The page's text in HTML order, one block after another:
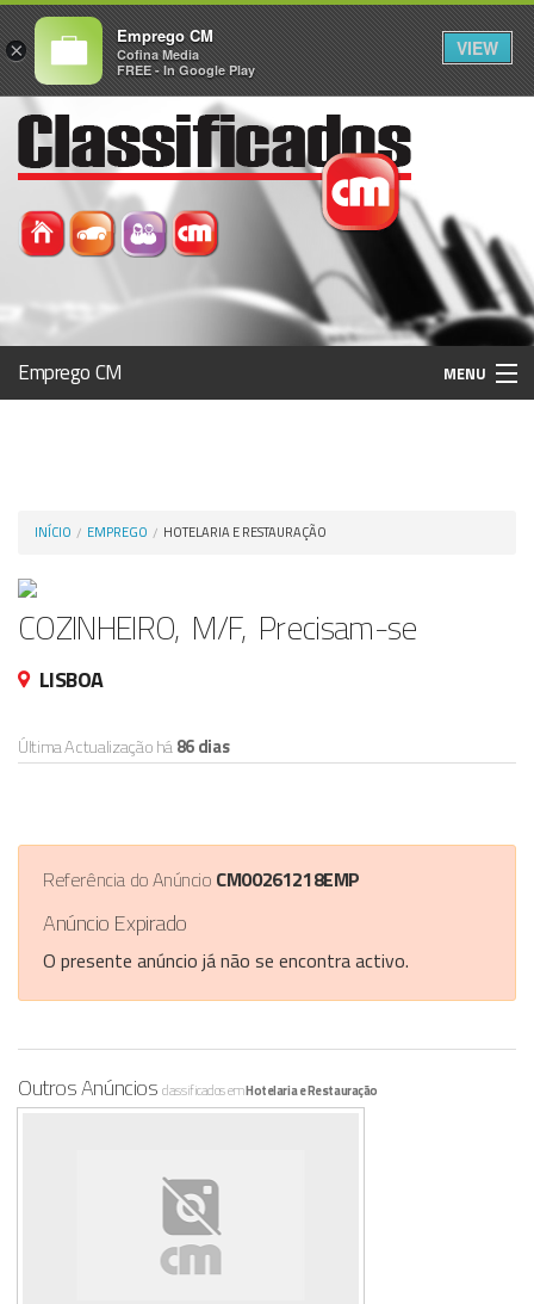
Emprego CM MENU
INÍCIO EMPREGO HOTELARIA E RESTAURAÇÃO
COZINHEIRO, M/F, Precisam-se
LISBOA
Última Actualização há86 dias
Referência do Anúncio CM00261218EMP
Anúncio Expirado
O presente anúncio já não se encontra activo.
Outros Anúncios classificados emHotelaria e Restauração
×
Emprego CM
Cofina Media
FREE - In Google Play
VIEW